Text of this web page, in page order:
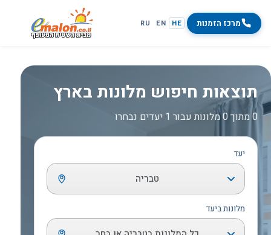
מרכז הזמנות HE
EN
RU
תוצאות חיפוש מלונות בארץ
0 מתוך 0 מלונות עבור 1 יעדים נבחרו
יעד
טבריה
מלונות ביעד